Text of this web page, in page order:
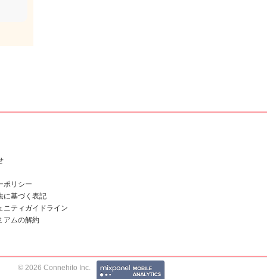
ポリシー
に基づく表記
ニティガイドライン
アムの解約
© 2026 Connehito Inc.